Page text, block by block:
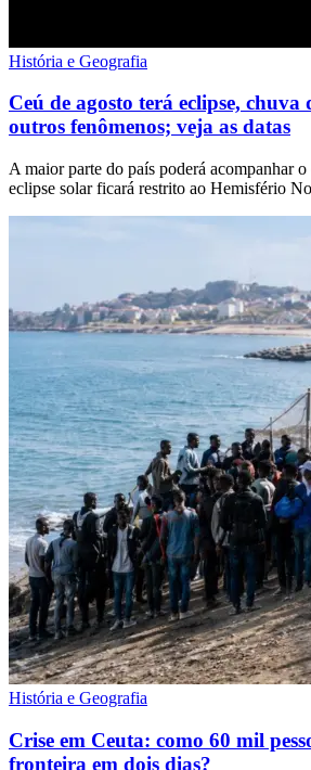
História e Geografia
Ceú de agosto terá eclipse, chuva
outros fenômenos; veja as datas
A maior parte do país poderá acompanhar
eclipse solar ficará restrito ao Hemisfério
História e Geografia
Crise em Ceuta: como 60 mil
fronteira em dois dias?